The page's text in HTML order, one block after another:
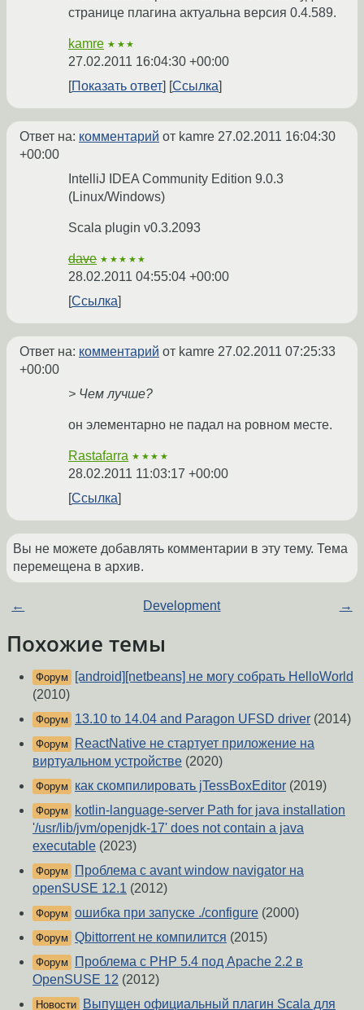
странице плагина актуальна версия 0.4.589.
kamre ★★★
27.02.2011 16:04:30 +00:00
Показать ответ
Ссылка
Ответ на: комментарий от kamre 27.02.2011 16:04:30
+00:00
IntelliJ IDEA Community Edition 9.0.3
(Linux/Windows)
Scala plugin v0.3.2093
dave ★★★★★
28.02.2011 04:55:04 +00:00
Ссылка
Ответ на: комментарий от kamre 27.02.2011 07:25:33
+00:00
> Чем лучше?
он элементарно не падал на ровном месте.
Rastafarra ★★★★
28.02.2011 11:03:17 +00:00
Ссылка
Вы не можете добавлять комментарии в эту тему. Тема
перемещена в архив.
← Development →
Похожие темы
Форум
[android][netbeans] не могу собрать HelloWorld
(2010)
Форум 13.10 to 14.04 and Paragon UFSD driver (2014)
Форум
ReactNative не стартует приложение на
виртуальном устройстве (2020)
Форум как скомпилировать jTessBoxEditor (2019)
Форум
kotlin-language-server Path for java installation
'/usr/lib/jvm/openjdk-17' does not contain a java
executable (2023)
Форум
Проблема с avant window navigator на
openSUSE 12.1 (2012)
Форум ошибка при запуске ./configure (2000)
Форум Qbittorrent не компилится (2015)
Форум
Проблема с PHP 5.4 под Apache 2.2 в
OpenSUSE 12 (2012)
Новости Выпущен официальный плагин Scala для